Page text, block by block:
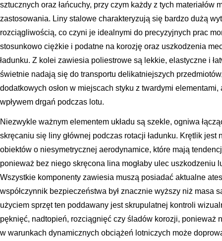
sztucznych oraz łańcuchy, przy czym każdy z tych materiałów
zastosowania. Liny stalowe charakteryzują się bardzo dużą
rozciągliwością, co czyni je idealnymi do precyzyjnych prac
stosunkowo ciężkie i podatne na korozję oraz uszkodzenia
ładunku. Z kolei zawiesia poliestrowe są lekkie, elastyczne i
świetnie nadają się do transportu delikatniejszych
dodatkowych osłon w miejscach styku z twardymi
wpływem drgań podczas lotu.
Niezwykle ważnym elementem układu są szekle, ogniwa
skręcaniu się liny głównej podczas rotacji ładunku. Krętlik
obiektów o niesymetrycznej aerodynamice, które mają
ponieważ bez niego skręcona lina mogłaby ulec uszkodzeniu
Wszystkie komponenty zawiesia muszą posiadać aktualne
współczynnik bezpieczeństwa był znacznie wyższy niż masa
użyciem sprzęt ten poddawany jest skrupulatnej kontroli
pęknięć, nadtopień, rozciągnięć czy śladów korozji, ponieważ
w warunkach dynamicznych obciążeń lotniczych może